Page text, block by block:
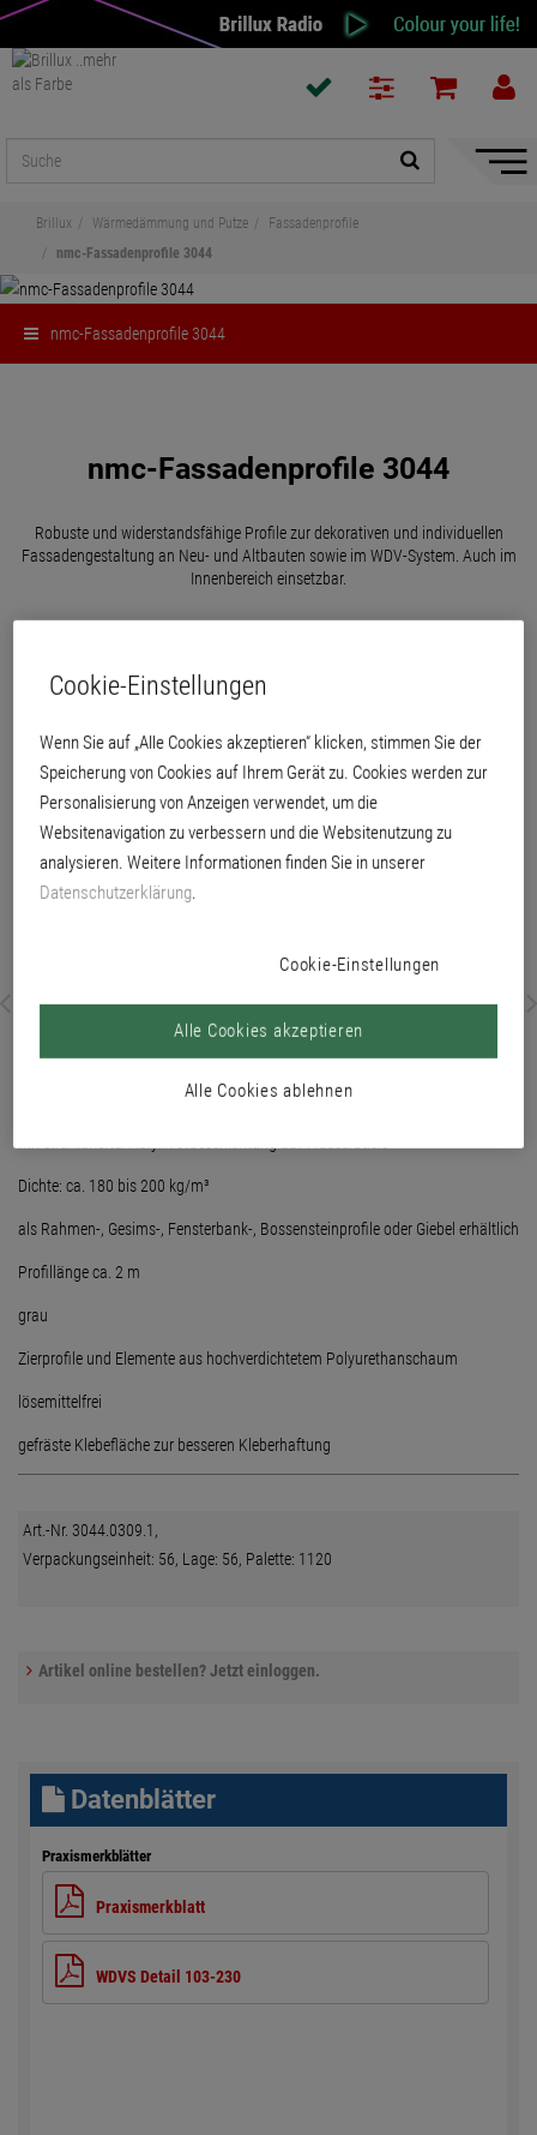
Brillux Wärmedämmung und Putze
Fassadenprofile
nmc-Fassadenprofile 3044
nmc-Fassadenprofile 3044
nmc-Fassadenprofile 3044
Robuste und widerstandsfähige Profile zur dekorativen und individuellen
Fassadengestaltung an Neu- und Altbauten sowie im WDV-System. Auch im
Innenbereich einsetzbar.
mit strukturierter Acryl-Vorbeschichtung auf Wasserbasis
Dichte: ca. 180 bis 200 kg/m³
als Rahmen-, Gesims-, Fensterbank-, Bossensteinprofile oder Giebel erhältlich
Profillänge ca. 2 m
grau
Zierprofile und Elemente aus hochverdichtetem Polyurethanschaum
lösemittelfrei
gefräste Klebefläche zur besseren Kleberhaftung
Art.-Nr. 3044.0309.1,
Verpackungseinheit: 56, Lage: 56, Palette: 1120
Artikel online bestellen? Jetzt einloggen.
Datenblätter
Praxismerkblätter
Praxismerkblatt
WDVS Detail 103-230
Cookie-Einstellungen
Wenn Sie auf „Alle Cookies akzeptieren“ klicken, stimmen Sie der
Speicherung von Cookies auf Ihrem Gerät zu. Cookies werden zur
Personalisierung von Anzeigen verwendet, um die
Websitenavigation zu verbessern und die Websitenutzung zu
analysieren. Weitere Informationen finden Sie in unserer
Datenschutzerklärung.
Cookie-Einstellungen
Alle Cookies ablehnen
Alle Cookies akzeptieren